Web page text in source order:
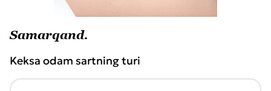
Samarqand.
Keksa odam sartning turi